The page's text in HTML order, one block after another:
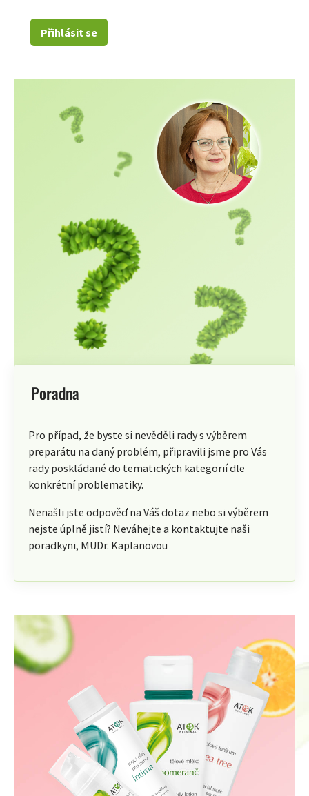
Přihlásit se
Poradna
Pro případ, že byste si nevěděli rady s výběrem
preparátu na daný problém, připravili jsme pro Vás
rady poskládané do tematických kategorií dle
konkrétní problematiky.
Nenašli jste odpověď na Váš dotaz nebo si výběrem
nejste úplně jistí? Neváhejte a kontaktujte naši
poradkyni, MUDr. Kaplanovou